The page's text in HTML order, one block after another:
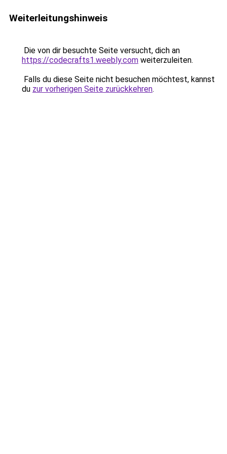
Weiterleitungshinweis
Die von dir besuchte Seite versucht, dich an
https://codecrafts1.weebly.com weiterzuleiten.
Falls du diese Seite nicht besuchen möchtest, kannst
du zur vorherigen Seite zurückkehren.